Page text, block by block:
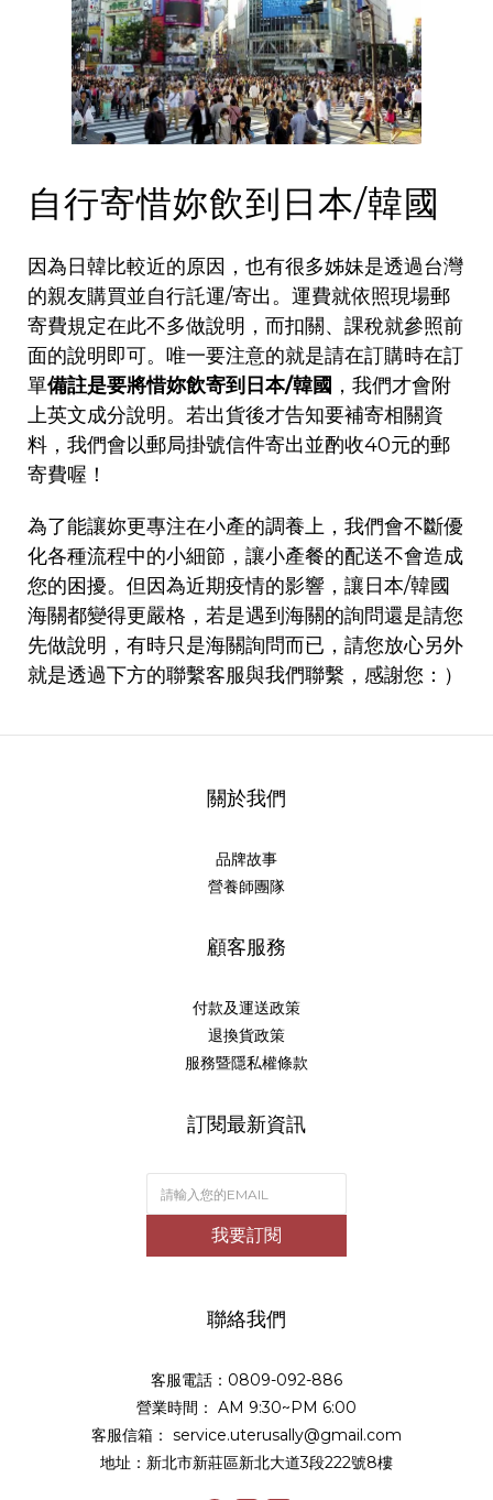
自行寄惜妳飲到日本/韓國
因為日韓比較近的原因，也有很多姊妹是透過台灣
的親友購買並自行託運/寄出。運費就依照現場郵
寄費規定在此不多做說明，而扣關、課稅就參照前
面的說明即可。唯一要注意的就是請在訂購時在訂
單備註是要將惜妳飲寄到日本/韓國 ，我們才會附
上英文成分說明。若出貨後才告知要補寄相關資
料，我們會以郵局掛號信件寄出並酌收40元的郵
寄費喔！
為了能讓妳更專注在小產的調養上，我們會不斷優
化各種流程中的小細節，讓小產餐的配送不會造成
您的困擾。但因為近期疫情的影響，讓日本/韓國
海關都變得更嚴格，若是遇到海關的詢問還是請您
先做說明，有時只是海關詢問而已，請您放心另外
就是透過下方的聯繫客服與我們聯繫，感謝您：）
關於我們
品牌故事
營養師團隊
顧客服務
付款及運送政策
退換貨政策
服務暨隱私權條款
訂閱最新資訊
我要訂閱
聯絡我們
客服電話：0809-092-886
營業時間： AM 9:30~PM 6:00
客服信箱： service.uterusally@gmail.com
地址：新北市新莊區新北大道3段222號8樓